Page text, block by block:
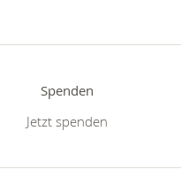
Spenden
Jetzt spenden